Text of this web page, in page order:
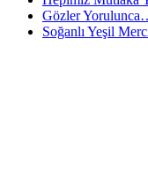
Gözler
Soğanlı Yeşil